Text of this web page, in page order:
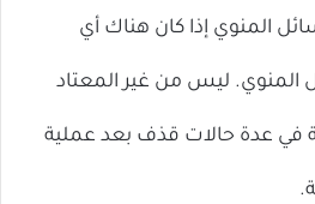
المنوي إذا كان هناك أي
المنوي. ليس من غير المعتاد
في عدة حالات قذف بعد عملية